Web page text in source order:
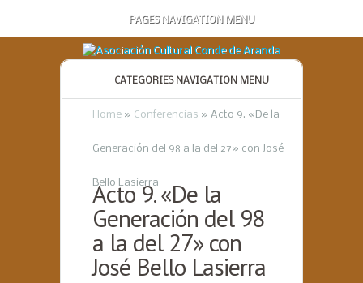
PAGES NAVIGATION MENU
CATEGORIES NAVIGATION MENU
Home » Conferencias » Acto 9. «De la
Generación del 98 a la del 27» con José
Bello Lasierra
Acto 9. «De la
Generación del 98
a la del 27» con
José Bello Lasierra